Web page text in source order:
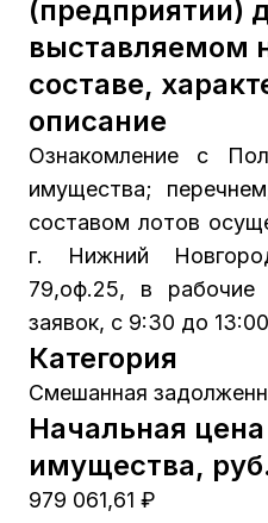
(предприятии)
выставляемом
составе,
описание
Ознакомление с
имущества;
составом лотов
г. Нижний
79,оф.25, в
заявок, с 9:30 до 13:00
Категория
Смешанная
Начальная
имущества,
979 061,61 ₽